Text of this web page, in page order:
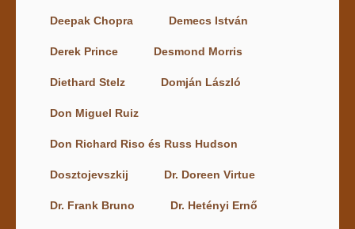
Deepak Chopra Demecs István
Derek Prince Desmond Morris
Diethard Stelz Domján László
Don Miguel Ruiz
Don Richard Riso és Russ Hudson
Dosztojevszkij Dr. Doreen Virtue
Dr. Frank Bruno Dr. Hetényi Ernő